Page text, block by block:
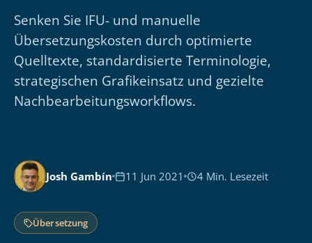
Senken Sie IFU- und manuelle
Übersetzungskosten durch optimierte
Quelltexte, standardisierte Terminologie,
strategischen Grafikeinsatz und gezielte
Nachbearbeitungsworkflows.
Josh Gambín 11 Jun 2021 4 Min. Lesezeit
Übersetzung